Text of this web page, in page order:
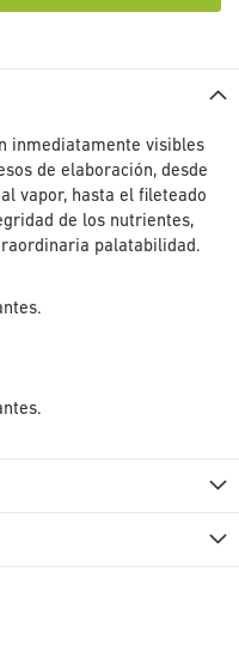
inmediatamente visibles
de elaboración, desde
vapor, hasta el fileteado
de los nutrientes,
palatabilidad.